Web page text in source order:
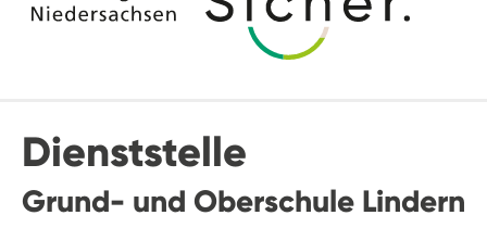
Dienststelle
Grund- und Oberschule Lindern